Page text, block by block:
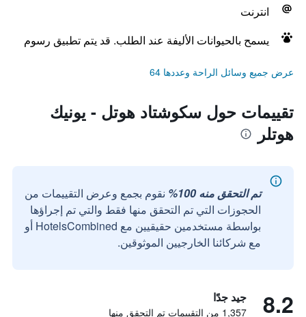
انترنت
يسمح بالحيوانات الأليفة عند الطلب. قد يتم تطبيق رسوم
عرض جميع وسائل الراحة وعددها 64
تقييمات حول سكوشتاد هوتل - يونيك
هوتلر
تم التحقق منه 100%
نقوم بجمع وعرض التقييمات من
الحجوزات التي تم التحقق منها فقط والتي تم إجراؤها
بواسطة مستخدمين حقيقيين مع HotelsCombined أو
مع شركائنا الخارجيين الموثوقين.
8.2 جيد جدًا
1,357 من التقييمات تم التحقق منها